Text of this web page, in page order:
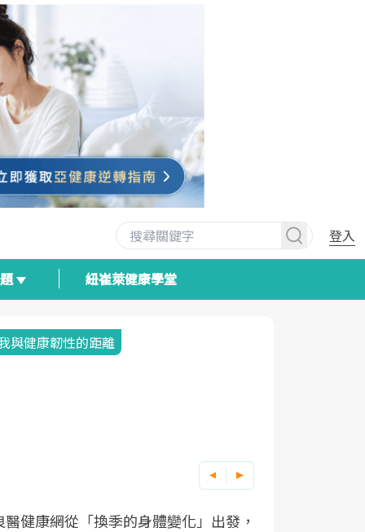
登入
紐崔萊健康學堂
與健康韌性的距離
醫健康網從「換季的身體變化」出發，